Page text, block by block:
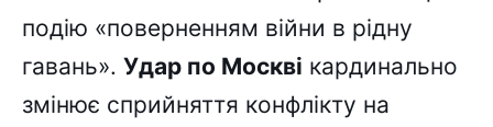
подію «поверненням війни в рідну
гавань». Удар по Москві кардинально
змінює сприйняття конфлікту на